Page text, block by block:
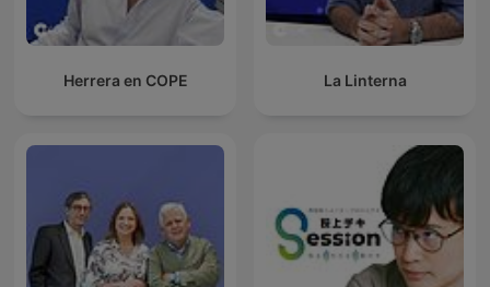
Herrera en COPE La Linterna